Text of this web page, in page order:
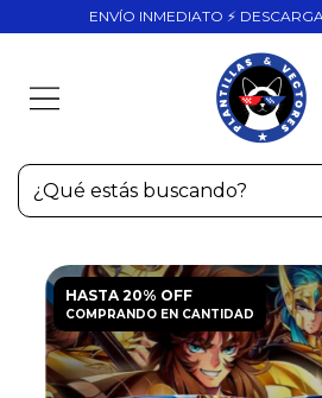
ENVÍO INMEDIATO ⚡
HASTA 20% OFF
COMPRANDO EN CANTIDAD